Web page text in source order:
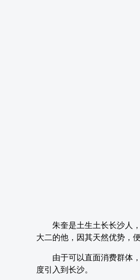
朱奎是土生土长长沙人
大二的他，因其天然优势，
由于可以直面消费群体
度引入到长沙。